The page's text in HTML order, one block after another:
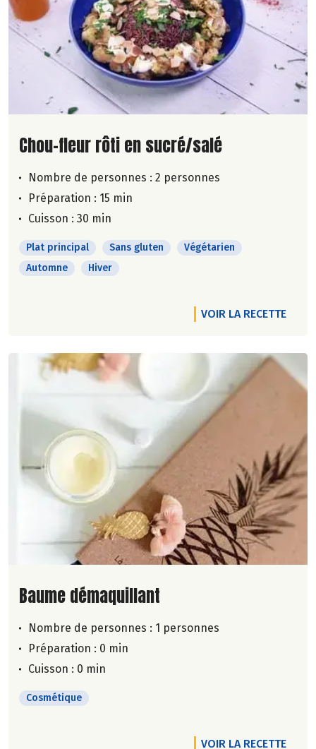
Lire la suite de la recette
Chou-fleur rôti en sucré/salé
Nombre de personnes : 2 personnes
Préparation : 15 min
Cuisson : 30 min
Plat principal Sans gluten
Végétarien
Automne
Hiver
VOIR LA RECETTE
Lire la suite de la recette
Baume démaquillant
Nombre de personnes : 1 personnes
Préparation : 0 min
Cuisson : 0 min
Cosmétique
VOIR LA RECETTE